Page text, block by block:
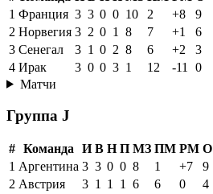
1 Франция 3 3 0 0 10 2 +8
9
2 Норвегия 3 2 0 1 8 7 +1
6
3 Сенегал 3 1 0 2 8 6 +2
3
4 Ирак 3 0 0 3 1 12 -11
0
Матчи
Группа J
# Команда И В Н П МЗ ПМ РМ О
1 Аргентина 3 3 0 0 8 1 +7
9
2 Австрия 3 1 1 1 6 6 0
4